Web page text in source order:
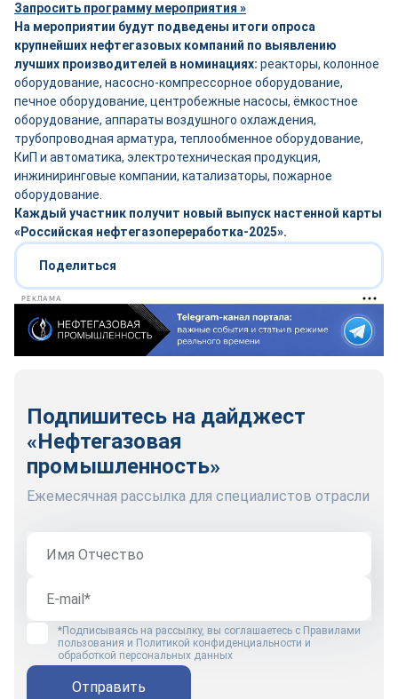
Запросить программу мероприятия »
На мероприятии будут подведены итоги опроса
крупнейших нефтегазовых компаний по выявлению
лучших производителей в номинациях: реакторы, колонное
оборудование, насосно-компрессорное оборудование,
печное оборудование, центробежные насосы, ёмкостное
оборудование, аппараты воздушного охлаждения,
трубопроводная арматура, теплообменное оборудование,
КиП и автоматика, электротехническая продукция,
инжиниринговые компании, катализаторы, пожарное
оборудование.
Каждый участник получит новый выпуск настенной карты
«Российская нефтегазопереработка-2025».
Поделиться
РЕКЛАМА
Подпишитесь на дайджест
«Нефтегазовая
промышленность»
Ежемесячная рассылка для специалистов отрасли
*Подписываясь на рассылку, вы соглашаетесь с Правилами
пользования и Политикой конфиденциальности и
обработкой персональных данных
Отправить